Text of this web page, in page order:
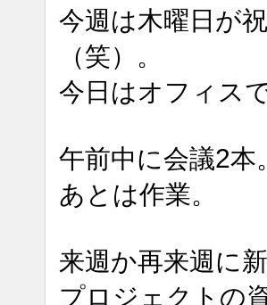
今週は木曜日が
（笑）。
今日はオフィス
午前中に会議2本
あとは作業。
来週か再来週に
プロジェクトの